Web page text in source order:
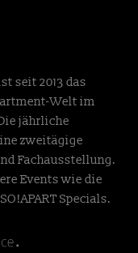
seit 2013 das
Welt im
jährliche
zweitägige
Fachausstellung.
Events wie die
Specials.